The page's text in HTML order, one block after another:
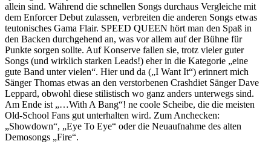
allein sind. Während die schnellen Songs durchaus Vergleiche mit
dem Enforcer Debut zulassen, verbreiten die anderen Songs etwas
teutonisches Gama Flair. SPEED QUEEN hört man den Spaß in
den Backen durchgehend an, was vor allem auf der Bühne für
Punkte sorgen sollte. Auf Konserve fallen sie, trotz vieler guter
Songs (und wirklich starken Leads!) eher in die Kategorie „eine
gute Band unter vielen“. Hier und da („I Want It“) erinnert mich
Sänger Thomas etwas an den verstorbenen Crashdiet Sänger Dave
Leppard, obwohl diese stilistisch wo ganz anders unterwegs sind.
Am Ende ist „…With A Bang“! ne coole Scheibe, die die meisten
Old-School Fans gut unterhalten wird. Zum Anchecken:
„Showdown“, „Eye To Eye“ oder die Neuaufnahme des alten
Demosongs „Fire“.